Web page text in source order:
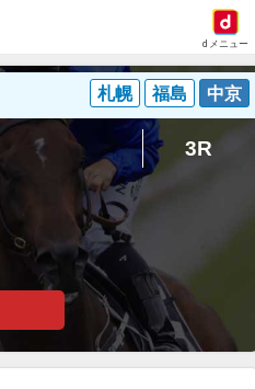
dメニュー
札幌 福島 中京
3R